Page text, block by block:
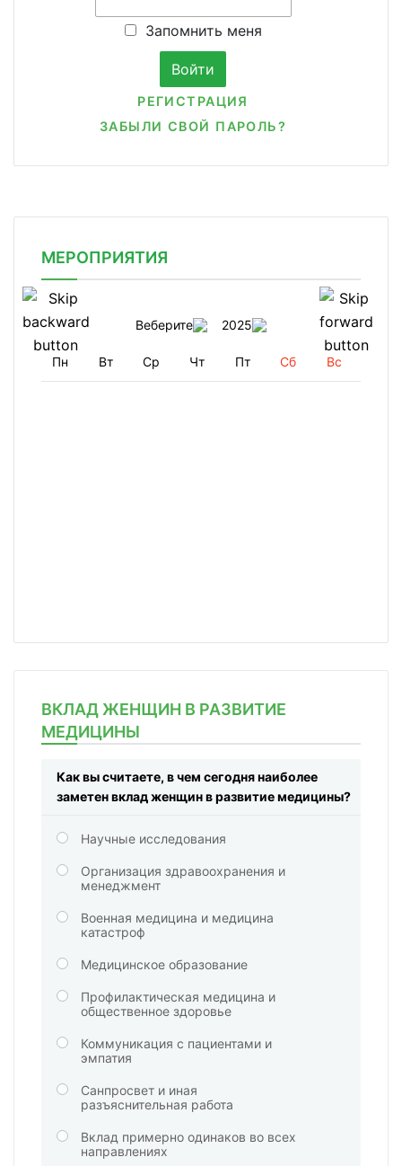
Запомнить меня
РЕГИСТРАЦИЯ
ЗАБЫЛИ СВОЙ ПАРОЛЬ?
МЕРОПРИЯТИЯ
Веберите 2025
Пн Вт Ср Чт Пт Сб Вс
ВКЛАД ЖЕНЩИН В РАЗВИТИЕ
МЕДИЦИНЫ
Как вы считаете, в чем сегодня наиболее
заметен вклад женщин в развитие медицины?
Научные исследования
Организация здравоохранения и
менеджмент
Военная медицина и медицина
катастроф
Медицинское образование
Профилактическая медицина и
общественное здоровье
Коммуникация с пациентами и
эмпатия
Санпросвет и иная
разъяснительная работа
Вклад примерно одинаков во всех
направлениях